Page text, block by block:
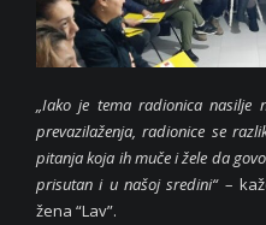
„Iako je tema radionica nasilje
prevazilaženja, radionice se
pitanja koja ih muče i žele da
prisutan i u našoj sredini“–
žena “Lav”.